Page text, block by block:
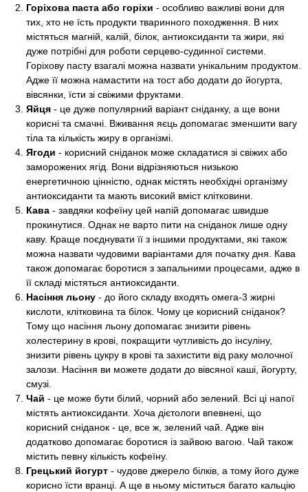
Горіхова паста або горіхи - особливо важливі вони для
тих, хто не їсть продукти тваринного походження. В них
містяться магній, калій, білок, антиоксиданти та жири, які
дуже потрібні для роботи серцево-судинної системи.
Горіхову пасту взагалі можна назвати унікальним продуктом.
Адже її можна намастити на тост або додати до йогурта,
вівсянки, їсти зі свіжими фруктами.
Яйця - це дуже популярний варіант сніданку, а ще вони
корисні та смачні. Вживання яєць допомагає зменшити вагу
тіла та кількість жиру в організмі.
Ягоди - корисний сніданок може складатися зі свіжих або
заморожених ягід. Вони відрізняються низькою
енергетичною цінністю, однак містять необхідні організму
антиоксиданти та мають високий вміст клітковини.
Кава - завдяки кофеїну цей напій допомагає швидше
прокинутися. Однак не варто пити на сніданок лише одну
каву. Краще поєднувати її з іншими продуктами, які також
можна назвати чудовими варіантами для початку дня. Кава
також допомагає боротися з запальними процесами, адже в
її складі містяться антиоксиданти.
Насіння льону - до його складу входять омега-3 жирні
кислоти, клітковина та білок. Чому це корисний сніданок?
Тому що насіння льону допомагає знизити рівень
холестерину в крові, покращити чутливість до інсуліну,
знизити рівень цукру в крові та захистити від раку молочної
залози. Насіння ви можете додати до вівсяної каші, йогурту,
смузі.
Чай - це може бути білий, чорний або зелений. Всі ці напої
містять антиоксиданти. Хоча дієтологи впевнені, що
корисний сніданок - це, все ж, зелений чай. Адже він
додатково допомагає боротися із зайвою вагою. Чай також
містить певну кількість кофеїну.
Грецький йогурт - чудове джерело білків, а тому його дуже
корисно їсти вранці. А ще в ньому міститься багато кальцію